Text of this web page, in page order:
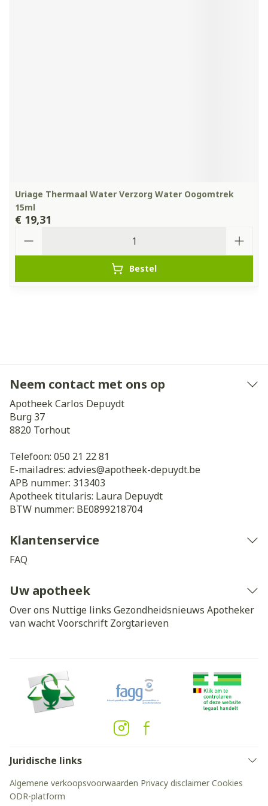
Uriage Thermaal Water Verzorg Water Oogomtrek
15ml
€ 19,31
Bestel
Neem contact met ons op
Apotheek Carlos Depuydt
Burg 37
8820 Torhout
Telefoon: 050 21 22 81
E-mailadres: advies@apotheek-depuydt.be
APB nummer: 313403
Apotheek titularis: Laura Depuydt
BTW nummer: BE0899218704
Klantenservice
FAQ
Uw apotheek
Over ons Nuttige links Gezondheidsnieuws Apotheker
van wachtVoorschrift Zorgtarieven
Juridische links
Algemene verkoopsvoorwaarden Privacy disclaimer Cookies
ODR-platform